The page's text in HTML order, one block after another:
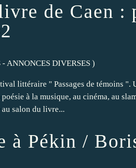
de Caen :
- ANNONCES DIVERSES )
littéraire " Passages de témoins ".
à la musique, au cinéma, au
salon du livre...
à Pékin /